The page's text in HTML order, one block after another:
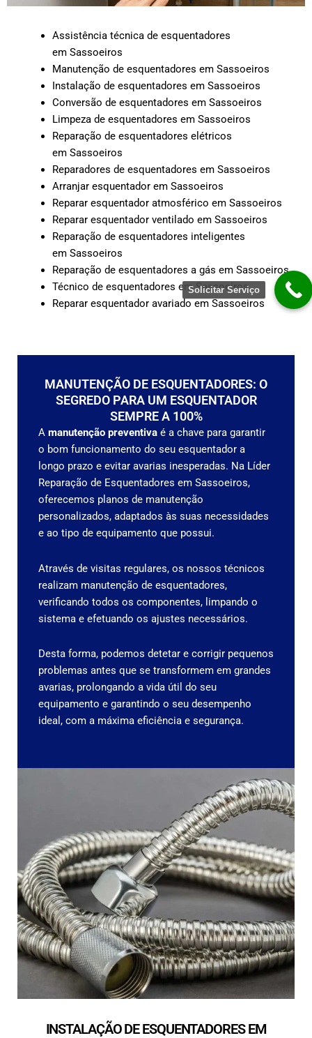
Assistência técnica de esquentadores
em Sassoeiros
Manutenção de esquentadores em Sassoeiros
Instalação de esquentadores em Sassoeiros
Conversão de esquentadores em Sassoeiros
Limpeza de esquentadores em Sassoeiros
Reparação de esquentadores elétricos
em Sassoeiros
Reparadores de esquentadores em Sassoeiros
Arranjar esquentador em Sassoeiros
Reparar esquentador atmosférico em Sassoeiros
Reparar esquentador ventilado em Sassoeiros
Reparação de esquentadores inteligentes
em Sassoeiros
Reparação de esquentadores a gás em Sassoeiros
Técnico de esquentadores em Sassoeiros
Reparar esquentador avariado em Sassoeiros
MANUTENÇÃO DE ESQUENTADORES: O
SEGREDO PARA UM ESQUENTADOR
SEMPRE A 100%
A manutenção preventiva é a chave para garantir
o bom funcionamento do seu esquentador a
longo prazo e evitar avarias inesperadas. Na Líder
Reparação de Esquentadores em Sassoeiros,
oferecemos planos de manutenção
personalizados, adaptados às suas necessidades
e ao tipo de equipamento que possui.
Através de visitas regulares, os nossos técnicos
realizam manutenção de esquentadores,
verificando todos os componentes, limpando o
sistema e efetuando os ajustes necessários.
Desta forma, podemos detetar e corrigir pequenos
problemas antes que se transformem em grandes
avarias, prolongando a vida útil do seu
equipamento e garantindo o seu desempenho
ideal, com a máxima eficiência e segurança.
INSTALAÇÃO DE ESQUENTADORES EM
Solicitar Serviço